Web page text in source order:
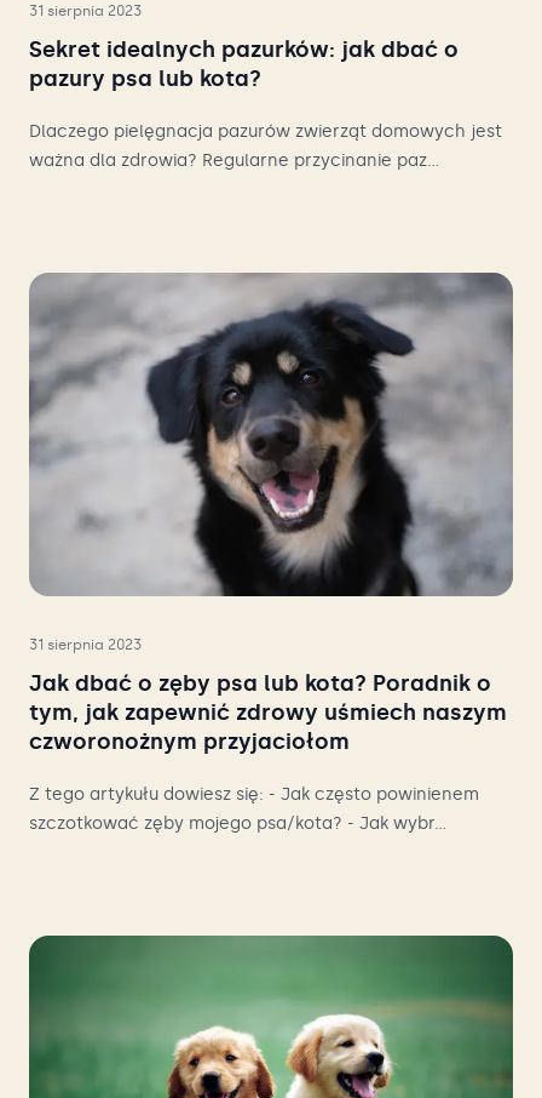
31 sierpnia 2023
Sekret idealnych pazurków: jak dbać o
pazury psa lub kota?
Dlaczego pielęgnacja pazurów zwierząt domowych jest
ważna dla zdrowia? Regularne przycinanie paz...
31 sierpnia 2023
Jak dbać o zęby psa lub kota? Poradnik o
tym, jak zapewnić zdrowy uśmiech naszym
czworonożnym przyjaciołom
Z tego artykułu dowiesz się: - Jak często powinienem
szczotkować zęby mojego psa/kota? - Jak wybr...